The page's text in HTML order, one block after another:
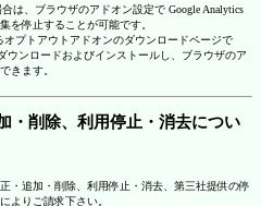
は、ブラウザのアドオン設定で Google Analytics
を停止することが可能です。
オプトアウトアドオンのダウンロードページで
ウンロードおよびインストールし、ブラウザのア
きます。
・削除、利用停止・消去につい
・追加・削除、利用停止・消去、第三社提供の停
よりご請求下さい。